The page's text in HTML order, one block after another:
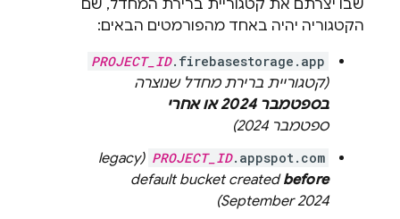
שבו יצרתם את קטגוריית ברירת המחדל, שם
הקטגוריה יהיה באחד מהפורמטים הבאים:
PROJECT_ID.firebasestorage.app
(קטגוריית ברירת מחדל שנוצרה
בספטמבר 2024 או אחרי
ספטמבר 2024
)
PROJECT_ID.appspot.com
(legacy
default bucket createdbefore
September 2024
)